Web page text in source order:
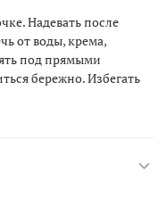
Надевать после
от воды, крема,
под прямыми
бережно. Избегать